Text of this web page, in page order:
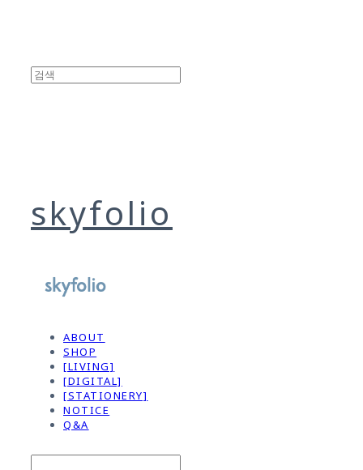
skyfolio
ABOUT
SHOP
[LIVING]
[DIGITAL]
[STATIONERY]
NOTICE
Q&A